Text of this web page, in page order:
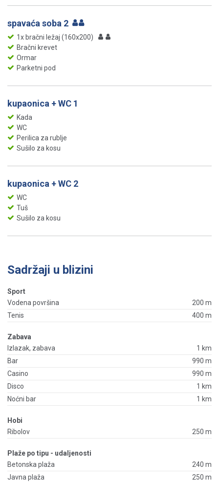
spavaća soba 2
1x bračni ležaj (160x200)
Bračni krevet
Ormar
Parketni pod
kupaonica + WC 1
Kada
WC
Perilica za rublje
Sušilo za kosu
kupaonica + WC 2
WC
Tuš
Sušilo za kosu
Sadržaji u blizini
Sport
Vodena površina
200 m
Tenis
400 m
Zabava
Izlazak, zabava
1 km
Bar
990 m
Casino
990 m
Disco
1 km
Noćni bar
1 km
Hobi
Ribolov
250 m
Plaže po tipu - udaljenosti
Betonska plaža
240 m
Javna plaža
250 m